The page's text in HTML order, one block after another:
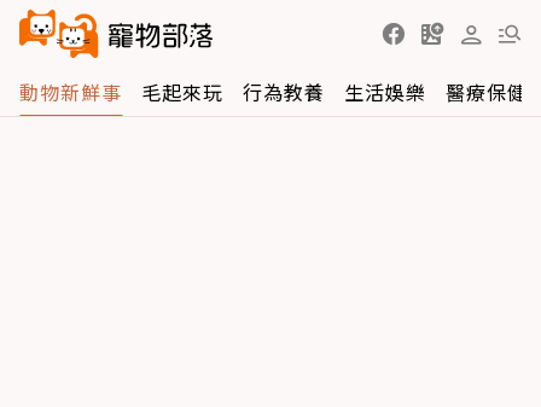
動物新鮮事 毛起來玩 行為教養 生活娛樂 醫療保健